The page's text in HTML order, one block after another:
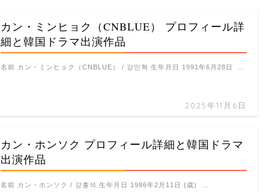
カン・ミンヒョク（CNBLUE） プロフィール詳
細と韓国ドラマ出演作品
2025年11月6日
名前 カン・ミンヒョク（CNBLUE） / 강민혁 生年月日 1991年6月28日 …
カン・ホンソク プロフィール詳細と韓国ドラマ
出演作品
名前 カン・ホンソク / 강홍석 生年月日 1986年2月11日 (歳) …